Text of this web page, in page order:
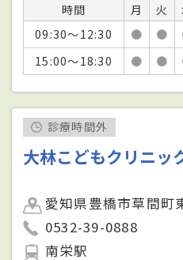
時間 月 火
09:30～12:30
● ●
15:00～18:30
● ●
診療時間外
大林こどもクリニッ
愛知県豊橋市草間町
0532-39-0888
南栄駅